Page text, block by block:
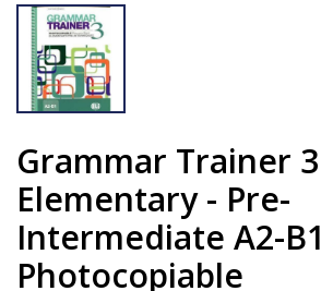
Grammar Trainer 3
Elementary - Pre-
Intermediate A2-B1
Photocopiable